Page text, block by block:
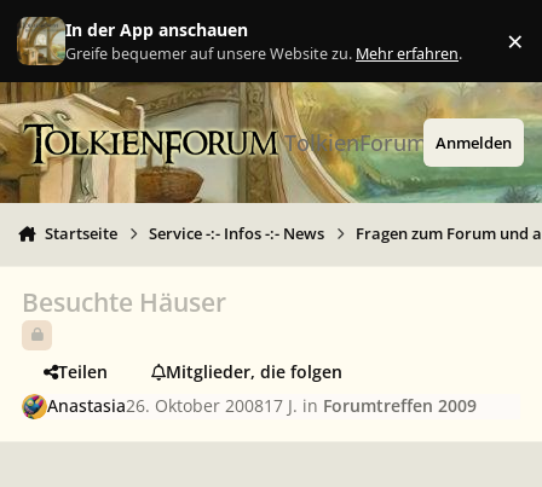
Zu Inhalt springen
In der App anschauen
Greife bequemer auf unsere Website zu. Mehr erfahren. ×
TolkienForum Anmelden
Startseite Service -:- Infos -:- News Fragen zum Forum und
Besuchte Häuser
Teilen
Mitglieder, die folgen
Anastasia26. Oktober 200817 J. in Forumtreffen 2009